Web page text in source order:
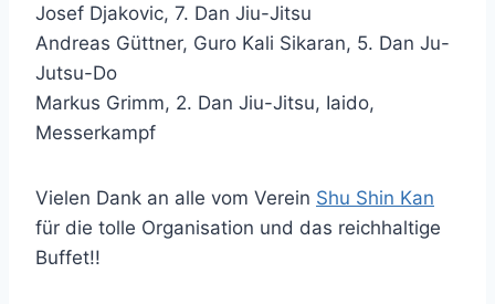
Josef Djakovic, 7. Dan Jiu-Jitsu
Andreas Güttner, Guro Kali Sikaran, 5. Dan Ju-
Jutsu-Do
Markus Grimm, 2. Dan Jiu-Jitsu, Iaido,
Messerkampf
Vielen Dank an alle vom Verein Shu Shin Kan
für die tolle Organisation und das reichhaltige
Buffet!!